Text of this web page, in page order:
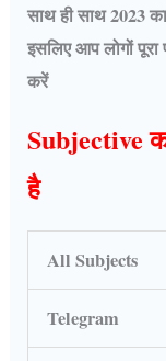
साथ ही साथ 2023
इसलिए आप लोगों पूरा
करें
Subjective
है
All Subjects
Telegram